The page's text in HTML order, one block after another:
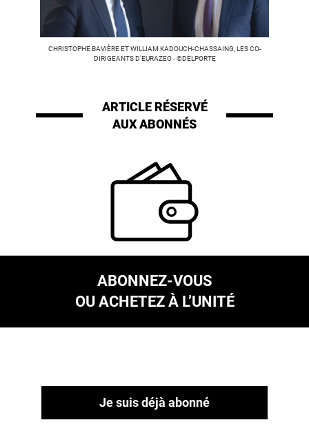
CHRISTOPHE BAVIÈRE ET WILLIAM KADOUCH-CHASSAING, LES CO-
DIRIGEANTS D'EURAZEO - ©DELPORTE
ARTICLE RÉSERVÉ
AUX ABONNÉS
ABONNEZ-VOUS
OU ACHETEZ À L’UNITÉ
Je suis déjà abonné